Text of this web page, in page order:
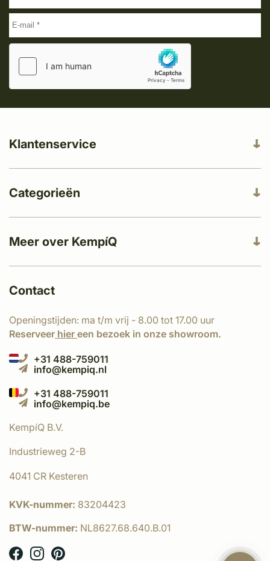
Meer over KempíQ
Klantenservice
Categorieën
Contact
Openingstijden: ma t/m vrij - 8.00 tot 17.00 uur
Reserveer hier een bezoek in onze showroom.
+31 488-759011
info@kempiq.nl
+31 488-759011
info@kempiq.be
KempíQ B.V.
Industrieweg 2-B
4041 CR Kesteren
KVK-nummer: 83204423
BTW-nummer: NL8627.68.640.B.01